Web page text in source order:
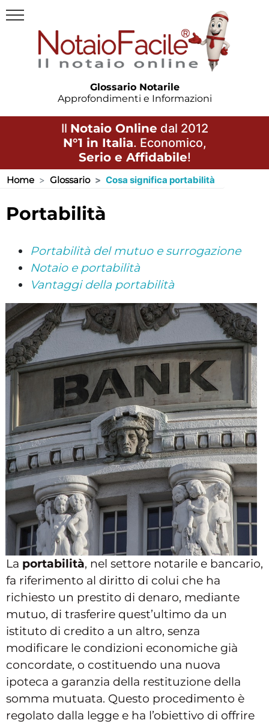
Glossario Notarile
Approfondimenti e Informazioni
Il Notaio Online dal 2012
N°1 in Italia. Economico,
Serio e Affidabile!
Home Glossario Cosa significa portabilità
portabilità
Portabilità del mutuo e surrogazione
Notaio e portabilità
Vantaggi della portabilità
La portabilità, nel settore notarile e bancario,
fa riferimento al diritto di colui che ha
richiesto un prestito di denaro, mediante
mutuo, di trasferire quest’ultimo da un
istituto di credito a un altro, senza
modificare le condizioni economiche già
concordate, o costituendo una nuova
ipoteca a garanzia della restituzione della
somma mutuata. Questo procedimento è
regolato dalla legge e ha l’obiettivo di offrire